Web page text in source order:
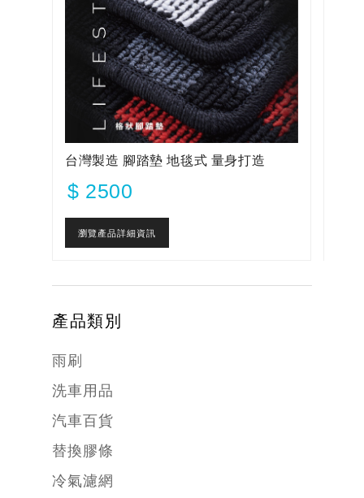
台灣製造 腳踏墊 地毯式 量身打造
$ 2500
瀏覽產品詳細資訊
產品類別
雨刷
洗車用品
汽車百貨
替換膠條
冷氣濾網